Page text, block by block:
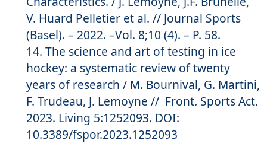
V. Huard Pelletier et al. // Journal Sports
(Basel). – 2022. –Vol. 8;10 (4). – P. 58.
The science and art of testing in ice
hockey: a systematic review of twenty
years of research / M. Bournival, G. Martini,
F. Trudeau, J. Lemoyne // Front. Sports Act.
2023. Living 5:1252093. DOI:
10.3389/fspor.2023.1252093